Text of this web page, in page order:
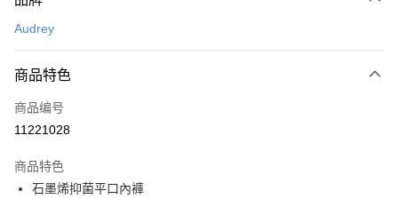
信用卡一次付款
LINE Pay
Apple Pay
Google Pay
Audrey
商品特色
商品编号
11221028
商品特色
石墨烯抑菌平口內褲